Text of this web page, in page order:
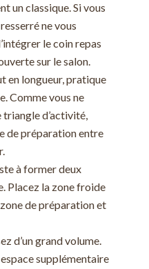
un classique. Si vous
ne vous
le coin repas
sur le salon.
en longueur, pratique
Comme vous ne
d’activité,
de préparation entre
à former deux
Placez la zone froide
de préparation et
d’un grand volume.
supplémentaire